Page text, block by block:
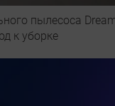
пылесоса
к уборке